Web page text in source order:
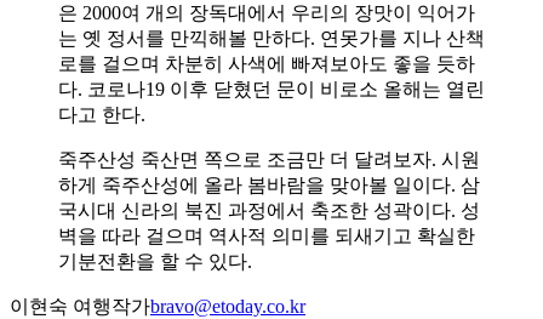
은 2000여 개의 장독대에서 우리의 장맛이 익어가
는 옛 정서를 만끽해볼 만하다. 연못가를 지나 산책
로를 걸으며 차분히 사색에 빠져보아도 좋을 듯하
다. 코로나19 이후 닫혔던 문이 비로소 올해는 열린
다고 한다.
죽주산성 죽산면 쪽으로 조금만 더 달려보자. 시원
하게 죽주산성에 올라 봄바람을 맞아볼 일이다. 삼
국시대 신라의 북진 과정에서 축조한 성곽이다. 성
벽을 따라 걸으며 역사적 의미를 되새기고 확실한
기분전환을 할 수 있다.
이현숙 여행작가bravo@etoday.co.kr